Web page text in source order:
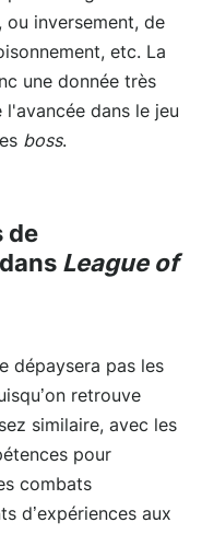
ou inversement, de
etc. La
une donnée très
dans le jeu
boss.
de
League of
dépaysera pas les
retrouve
similaire, avec les
pour
combats
d’expériences aux